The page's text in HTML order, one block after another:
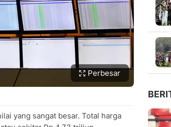
Perbesar
yang sangat besar. Total harga